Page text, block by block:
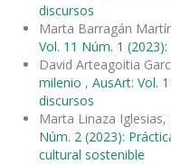
discursos
Marta Barragán
Vol. 11 Núm. 1
David Arteagoitia
milenio , AusArt: Vol.
discursos
Marta Linaza Iglesias,
Núm. 2 (2023):
cultural sostenible